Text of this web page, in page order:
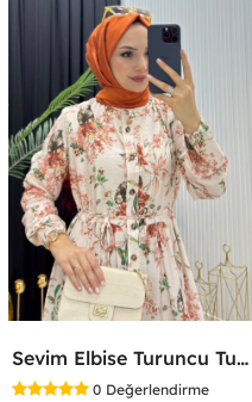
Sevim Elbise Turuncu Turuncu
0 Değerlendirme